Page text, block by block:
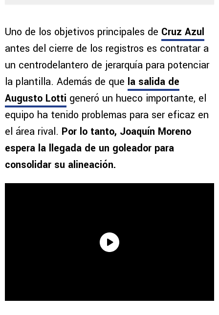
Uno de los objetivos principales de Cruz Azul
antes del cierre de los registros es contratar a
un centrodelantero de jerarquía para potenciar
la plantilla. Además de que la salida de
Augusto Lotti generó un hueco importante, el
equipo ha tenido problemas para ser eficaz en
el área rival. Por lo tanto, Joaquín Moreno
espera la llegada de un goleador para
consolidar su alineación.